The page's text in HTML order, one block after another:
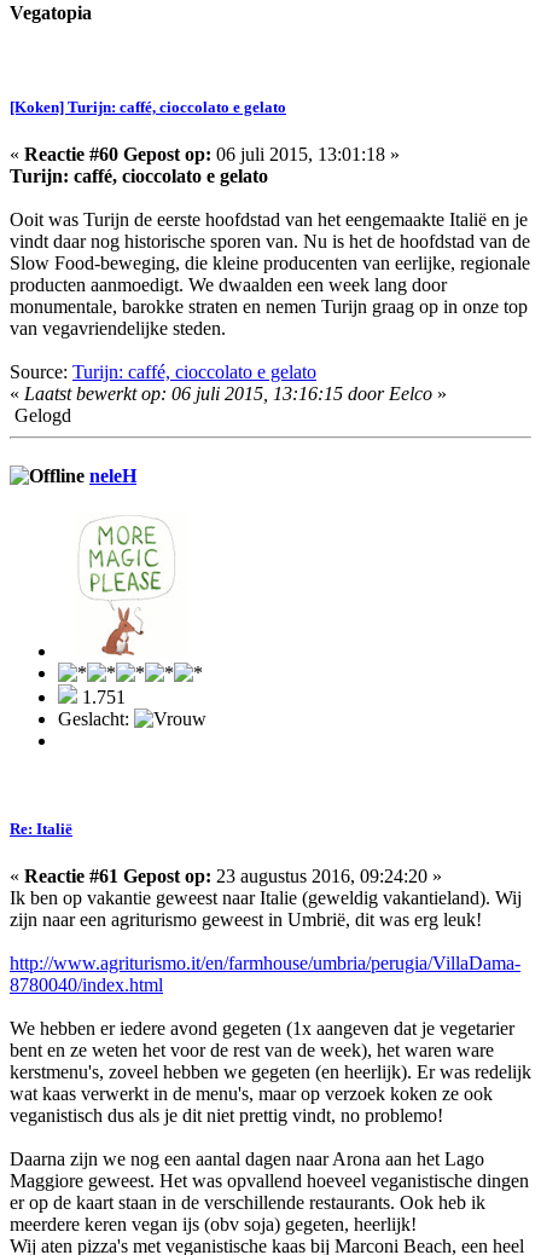
Vegatopia
[Koken] Turijn: caffé, cioccolato e gelato
« Reactie #60 Gepost op: 06 juli 2015, 13:01:18 »
Turijn: caffé, cioccolato e gelato
Ooit was Turijn de eerste hoofdstad van het eengemaakte Italië en je
vindt daar nog historische sporen van. Nu is het de hoofdstad van de
Slow Food-beweging, die kleine producenten van eerlijke, regionale
producten aanmoedigt. We dwaalden een week lang door
monumentale, barokke straten en nemen Turijn graag op in onze top
van vegavriendelijke steden.
Source: Turijn: caffé, cioccolato e gelato
« Laatst bewerkt op: 06 juli 2015, 13:16:15 door Eelco »
Gelogd
neleH
1.751
Geslacht:
Re: Italië
« Reactie #61 Gepost op: 23 augustus 2016, 09:24:20 »
Ik ben op vakantie geweest naar Italie (geweldig vakantieland). Wij
zijn naar een agriturismo geweest in Umbrië, dit was erg leuk!
http://www.agriturismo.it/en/farmhouse/umbria/perugia/VillaDama-
8780040/index.html
We hebben er iedere avond gegeten (1x aangeven dat je vegetarier
bent en ze weten het voor de rest van de week), het waren ware
kerstmenu's, zoveel hebben we gegeten (en heerlijk). Er was redelijk
wat kaas verwerkt in de menu's, maar op verzoek koken ze ook
veganistisch dus als je dit niet prettig vindt, no problemo!
Daarna zijn we nog een aantal dagen naar Arona aan het Lago
Maggiore geweest. Het was opvallend hoeveel veganistische dingen
er op de kaart staan in de verschillende restaurants. Ook heb ik
meerdere keren vegan ijs (obv soja) gegeten, heerlijk!
Wij aten pizza's met veganistische kaas bij Marconi Beach, een heel